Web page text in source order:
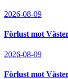
2026-08-09
Förlust mot
2026-08-09
Förlust mot